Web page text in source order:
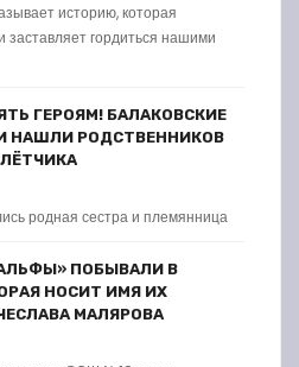
историю, которая
заставляет гордиться нашими
ГЕРОЯМ! БАЛАКОВСКИЕ
НАШЛИ РОДСТВЕННИКОВ
родная сестра и племянница
ПОБЫВАЛИ В
НОСИТ ИМЯ ИХ
МАЛЯРОВА